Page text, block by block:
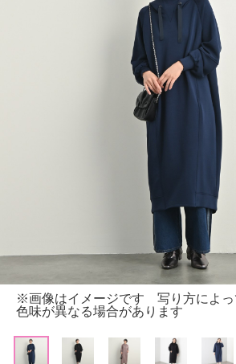
※画像はイメージです 写り方によっ
色味が異なる場合があります